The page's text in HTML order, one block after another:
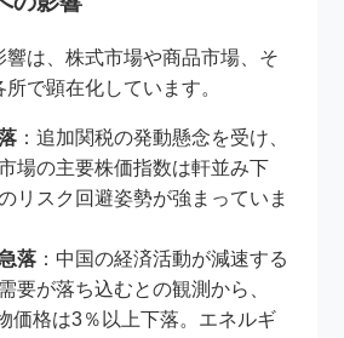
響は、株式市場や商品市場、そ
で顕在化しています。
：追加関税の発動懸念を受け、
場の主要株価指数は軒並み下
リスク回避姿勢が強まっていま
落 ：中国の経済活動が減速する
要が落ち込むとの観測から、
価格は3％以上下落。エネルギ